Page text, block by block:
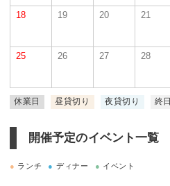
18 19 20 21
25 26 27 28
休業日 昼貸切り 夜貸切り 終
開催予定のイベント一覧
● ランチ ● ディナー ● イベント